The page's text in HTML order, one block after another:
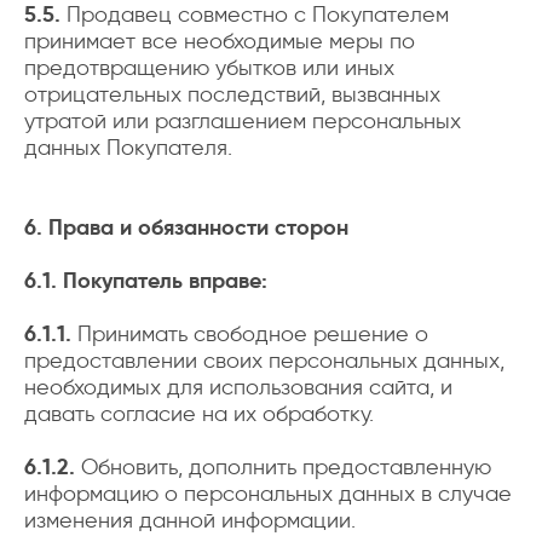
5.5. Продавец совместно с Покупателем
принимает все необходимые меры по
предотвращению убытков или иных
отрицательных последствий, вызванных
утратой или разглашением персональных
данных Покупателя.
6. Права и обязанности сторон
6.1. Покупатель вправе:
6.1.1. Принимать свободное решение о
предоставлении своих персональных данных,
необходимых для использования сайта, и
давать согласие на их обработку.
6.1.2. Обновить, дополнить предоставленную
информацию о персональных данных в случае
изменения данной информации.